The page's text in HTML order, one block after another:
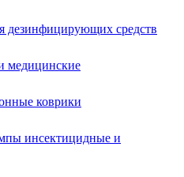
дезинфицирующих средств
медицинские
коврики
инсектицидные и